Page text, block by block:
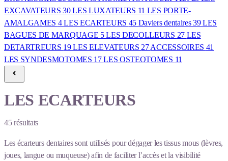
EXCAVATEURS30LES LUXATEURS 11 LES PORTE-
AMALGAMES 4LES ECARTEURS 45 Daviers dentaires39LES
BAGUES DE MARQUAGE 5LES DECOLLEURS 27 LES
DETARTREURS 19LES ELEVATEURS 27ACCESSOIRES 41
LES SYNDESMOTOMES 17LES OSTEOTOMES 11
LES ECARTEURS
45résultats
Les écarteurs dentaires sont utilisés pour dégager les tissus mous (lèvres,
joues, langue ou muqueuse) afin de faciliter l’accès et la visibilité